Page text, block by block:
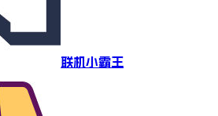
联机小霸王